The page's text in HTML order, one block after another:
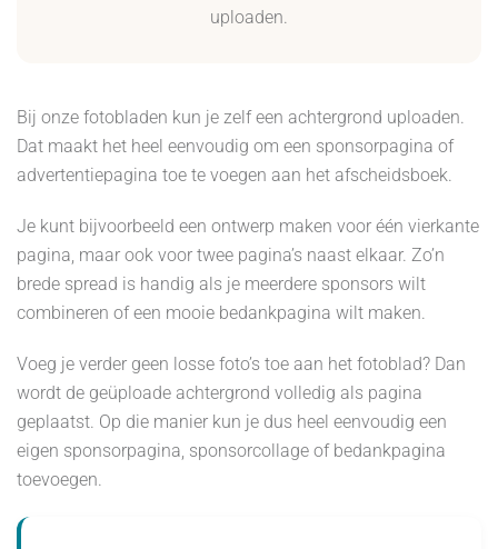
uploaden.
Bij onze fotobladen kun je zelf een achtergrond uploaden.
Dat maakt het heel eenvoudig om een sponsorpagina of
advertentiepagina toe te voegen aan het afscheidsboek.
Je kunt bijvoorbeeld een ontwerp maken voor één vierkante
pagina, maar ook voor twee pagina’s naast elkaar. Zo’n
brede spread is handig als je meerdere sponsors wilt
combineren of een mooie bedankpagina wilt maken.
Voeg je verder geen losse foto’s toe aan het fotoblad? Dan
wordt de geüploade achtergrond volledig als pagina
geplaatst. Op die manier kun je dus heel eenvoudig een
eigen sponsorpagina, sponsorcollage of bedankpagina
toevoegen.